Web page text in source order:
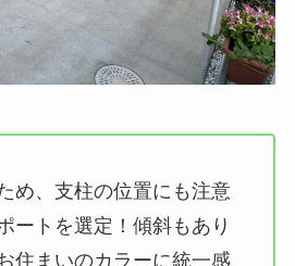
め、支柱の位置にも注意
ートを選定！傾斜もあり
住まいのカラーに統一感